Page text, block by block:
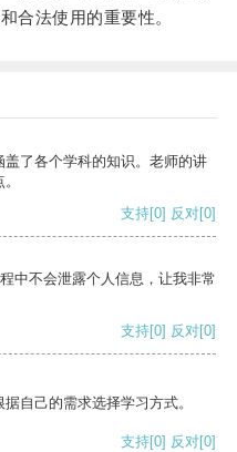
合法使用的重要性。
了各个学科的知识。老师的讲
支持[0] 反对[0]
中不会泄露个人信息，让我非常
支持[0] 反对[0]
自己的需求选择学习方式。
支持[0] 反对[0]